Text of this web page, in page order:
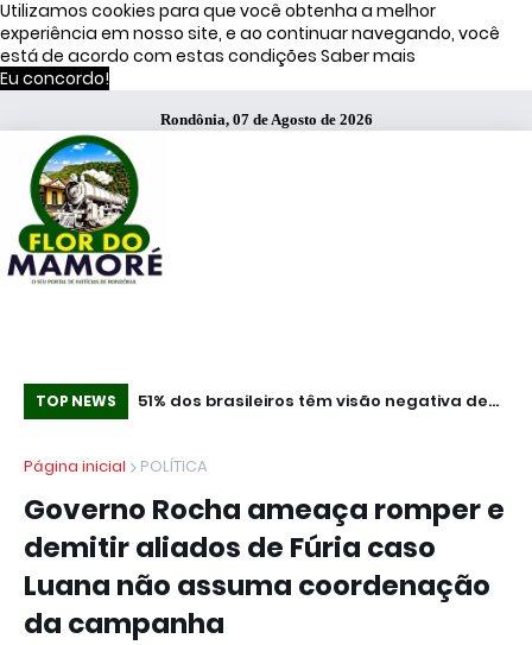
Utilizamos cookies para que você obtenha a melhor
experiência em nosso site, e ao continuar navegando, você
está de acordo com estas condições Saber mais
Eu concordo!
Rondônia, 07 de Agosto de 2026
TOP NEWS
Operação
51% dos brasileiros têm visão negativa de
Página inicial
POLÍTICA
Governo Rocha ameaça romper e
demitir aliados de Fúria caso
Luana não assuma coordenação
da campanha